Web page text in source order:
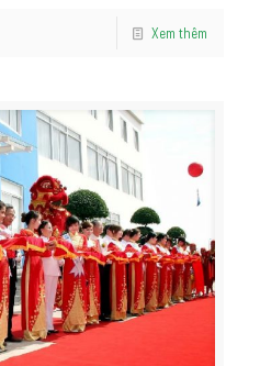
Xem thêm